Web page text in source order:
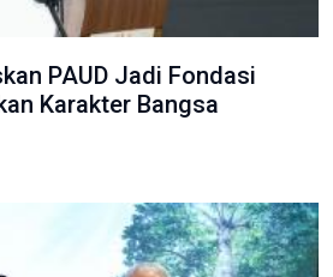
PAUD Jadi Fondasi
Karakter Bangsa